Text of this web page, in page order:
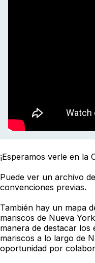
¡Esperamos verle en la
Puede ver un archivo
convenciones previas.
También hay un mapa
mariscos de Nueva
manera de destacar los
mariscos a lo largo de
oportunidad por